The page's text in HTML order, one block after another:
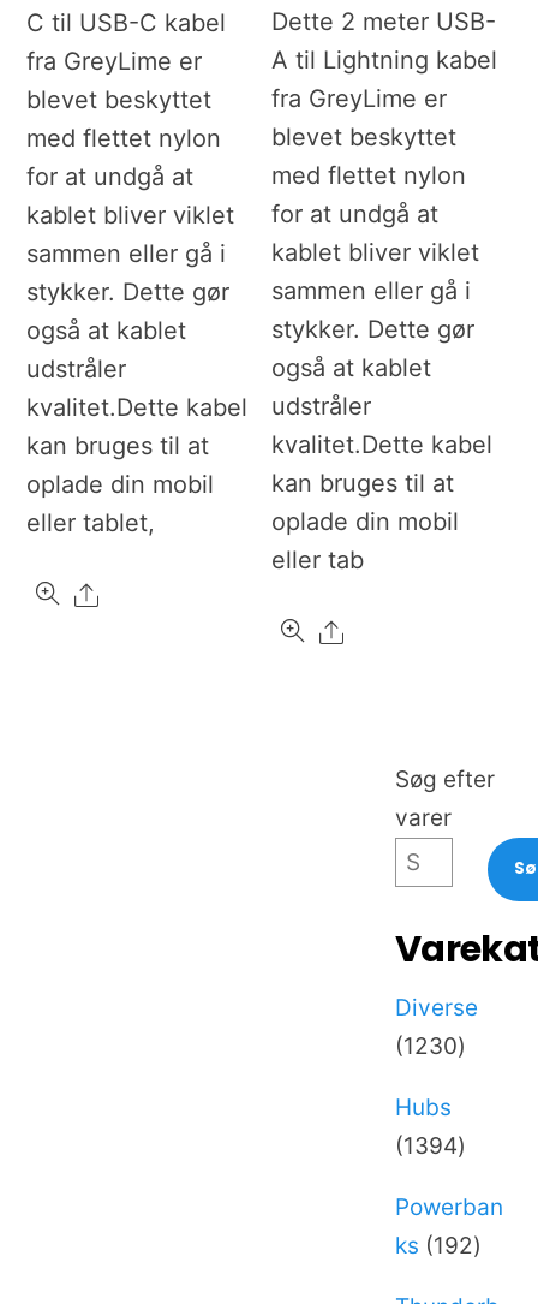
C til USB-C kabel
fra GreyLime er
blevet beskyttet
med flettet nylon
for at undgå at
kablet bliver viklet
sammen eller gå i
stykker. Dette gør
også at kablet
udstråler
kvalitet.Dette kabel
kan bruges til at
oplade din mobil
eller tablet,
Share
Dette 2 meter USB-
A til Lightning kabel
fra GreyLime er
blevet beskyttet
med flettet nylon
for at undgå at
kablet bliver viklet
sammen eller gå i
stykker. Dette gør
også at kablet
udstråler
kvalitet.Dette kabel
kan bruges til at
oplade din mobil
eller tab
Share
Søg efter
varer
Diverse
12301230
Hubs
13941394
Powerban
ks
192192